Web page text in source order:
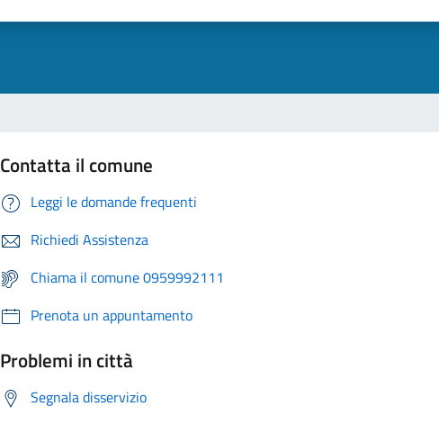
Contatta il comune
Leggi le domande frequenti
Richiedi Assistenza
Chiama il comune 0959992111
Prenota un appuntamento
Problemi in città
Segnala disservizio